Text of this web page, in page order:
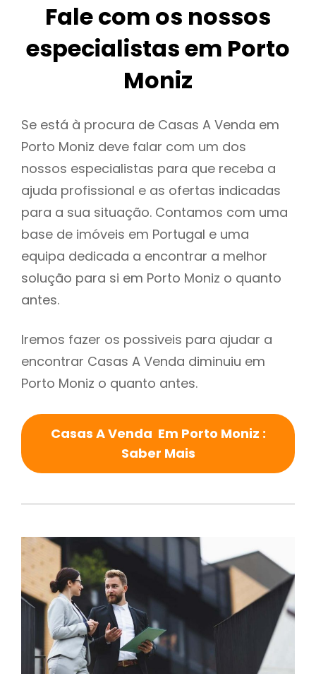
Fale com os nossos
especialistas em Porto
Moniz
Se está à procura de Casas A Venda em
Porto Moniz deve falar com um dos
nossos especialistas para que receba a
ajuda profissional e as ofertas indicadas
para a sua situação. Contamos com uma
base de imóveis em Portugal e uma
equipa dedicada a encontrar a melhor
solução para si em Porto Moniz o quanto
antes.
Iremos fazer os possiveis para ajudar a
encontrar Casas A Venda diminuiu em
Porto Moniz o quanto antes.
Casas A Venda Em Porto Moniz :
Saber Mais